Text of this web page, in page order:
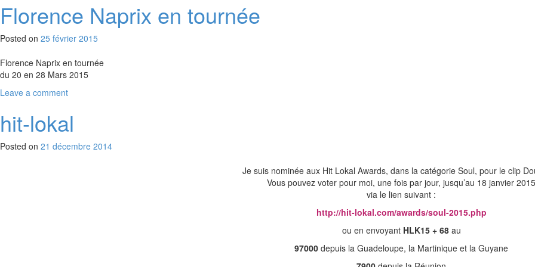
Florence Naprix en tournée
Posted on 25 février 2015
Florence Naprix en tournée
du 20 en 28 Mars 2015
Leave a comment
hit-lokal
Posted on 21 décembre 2014
Je suis nominée aux Hit Lokal Awards, dans la catégorie Soul, pour le clip
Vous pouvez voter pour moi, une fois par jour, jusqu’au 18 janvier 2015
via le lien suivant :
http://hit-lokal.com/awards/soul-2015.php
ou en envoyant HLK15 + 68au
97000 depuis la Guadeloupe, la Martinique et la Guyane